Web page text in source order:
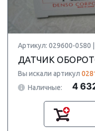
Артикул: 029600-0580 |
ДАТЧИК
Вы искали артикул
Наличные:
4